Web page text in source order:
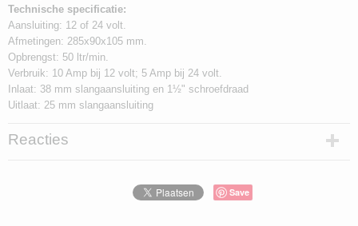
Technische specificatie:
Aansluiting: 12 of 24 volt.
Afmetingen: 285x90x105 mm.
Opbrengst: 50 ltr/min.
Verbruik: 10 Amp bij 12 volt; 5 Amp bij 24 volt.
Inlaat: 38 mm slangaansluiting en 1½" schroefdraad
Uitlaat: 25 mm slangaansluiting
Reacties
Save